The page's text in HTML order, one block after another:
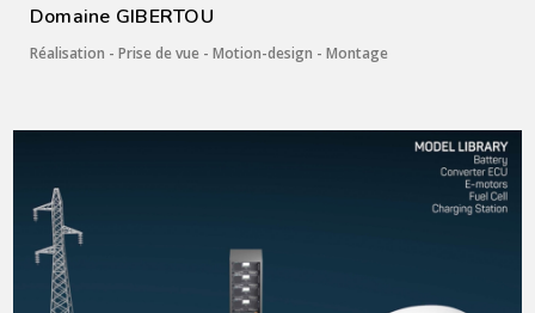
Domaine GIBERTOU
Réalisation - Prise de vue - Motion-design - Montage